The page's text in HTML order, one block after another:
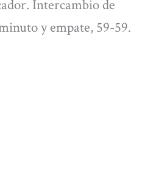
Intercambio de
y empate, 59-59.